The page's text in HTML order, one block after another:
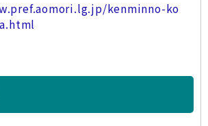
kenminno-ko